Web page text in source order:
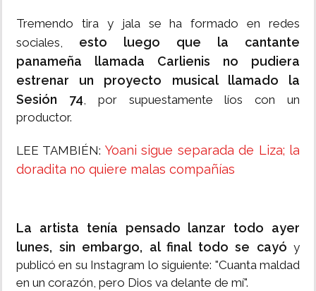
Tremendo tira y jala se ha formado en redes
sociales, esto luego que la cantante
panameña llamada Carlienis no pudiera
estrenar un proyecto musical llamado la
Sesión 74, por supuestamente líos con un
productor.
LEE TAMBIÉN: Yoani sigue separada de Liza; la
doradita no quiere malas compañías
La artista tenía pensado lanzar todo ayer
lunes, sin embargo, al final todo se cayó y
publicó en su Instagram lo siguiente: "Cuanta maldad
en un corazón, pero Dios va delante de mí".